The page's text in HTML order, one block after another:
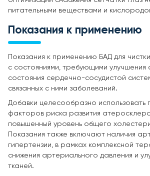
питательными веществами и
Показания к применению
Показания к применению БАД для
с состояниями, требующими улучшения
состояния сердечно-сосудистой
связанных с ними заболеваний.
Добавки целесообразно использовать
факторов риска развития
повышенный уровень общего
Показания также включают наличия
гипертензии, в рамках комплексной
снижения артериального давления и
тканей.